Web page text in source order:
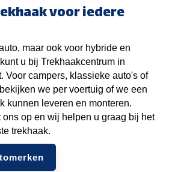
voor iedere
maar ook voor hybride en
u bij Trekhaakcentrum in
Voor campers, klassieke auto's of
we per voertuig of we een
kunnen leveren en monteren.
ons op en wij helpen u graag bij het
trekhaak.